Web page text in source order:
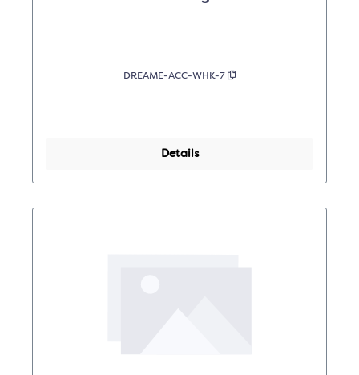
DREAME-ACC-WHK-7
Details